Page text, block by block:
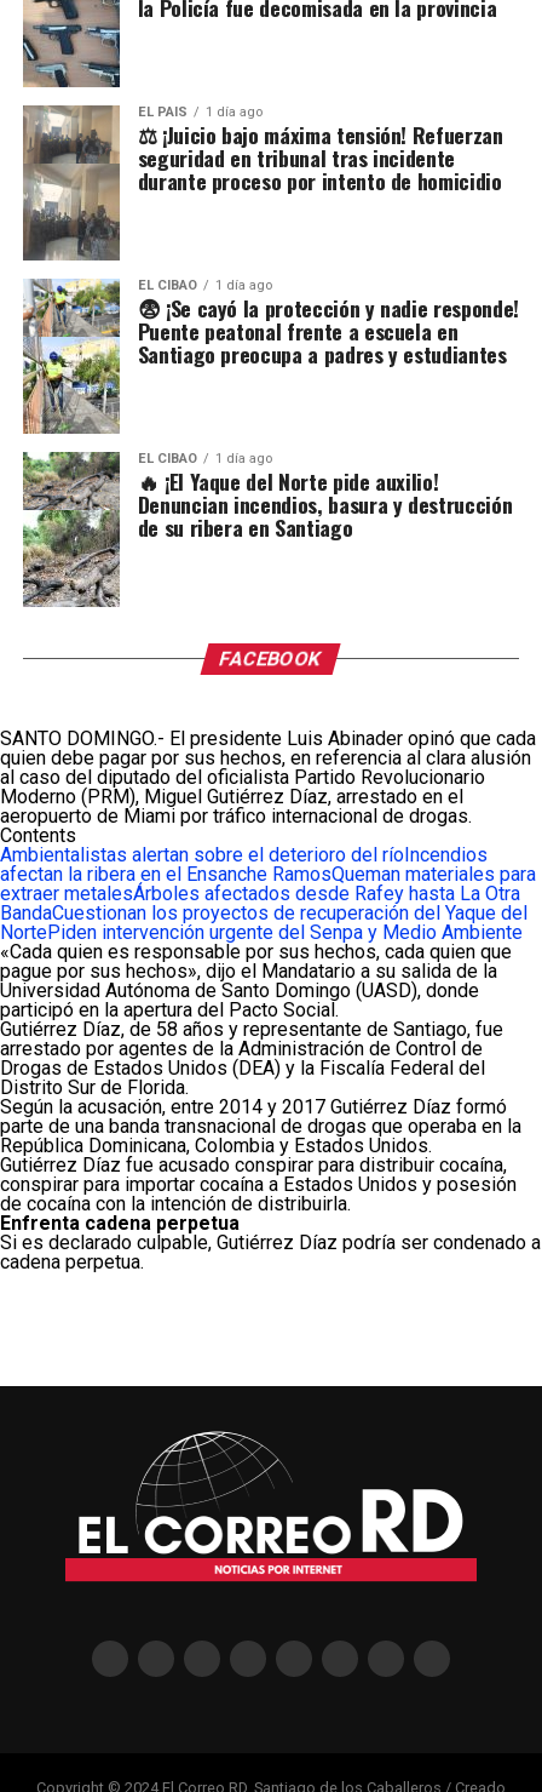
naturales. la Policía fue decomisada en la provincia
EL PAIS 1 día ago
⚖️ ¡Juicio bajo máxima tensión! Refuerzan
seguridad en tribunal tras incidente
durante proceso por intento de homicidio
EL CIBAO 1 día ago
😨 ¡Se cayó la protección y nadie responde!
Puente peatonal frente a escuela en
Santiago preocupa a padres y estudiantes
EL CIBAO 1 día ago
🔥 ¡El Yaque del Norte pide auxilio!
Denuncian incendios, basura y destrucción
de su ribera en Santiago
FACEBOOK
SANTO DOMINGO.- El presidente Luis Abinader opinó que cada
quien debe pagar por sus hechos, en referencia al clara alusión
al caso del diputado del oficialista Partido Revolucionario
Moderno (PRM), Miguel Gutiérrez Díaz, arrestado en el
aeropuerto de Miami por tráfico internacional de drogas.
Contents
Ambientalistas alertan sobre el deterioro del río Incendios
afectan la ribera en el Ensanche RamosQueman materiales para
extraer metalesÁrboles afectados desde Rafey hasta La Otra
BandaCuestionan los proyectos de recuperación del Yaque del
NortePiden intervención urgente del Senpa y Medio Ambiente
«Cada quien es responsable por sus hechos, cada quien que
pague por sus hechos», dijo el Mandatario a su salida de la
Universidad Autónoma de Santo Domingo (UASD), donde
participó en la apertura del Pacto Social.
Gutiérrez Díaz, de 58 años y representante de Santiago, fue
arrestado por agentes de la Administración de Control de
Drogas de Estados Unidos (DEA) y la Fiscalía Federal del
Distrito Sur de Florida.
Según la acusación, entre 2014 y 2017 Gutiérrez Díaz formó
parte de una banda transnacional de drogas que operaba en la
República Dominicana, Colombia y Estados Unidos.
Gutiérrez Díaz fue acusado conspirar para distribuir cocaína,
conspirar para importar cocaína a Estados Unidos y posesión
de cocaína con la intención de distribuirla.
Enfrenta cadena perpetua
Si es declarado culpable, Gutiérrez Díaz podría ser condenado a
cadena perpetua.
Copyright © 2024 El Correo RD, Santiago de los Caballeros / Creado